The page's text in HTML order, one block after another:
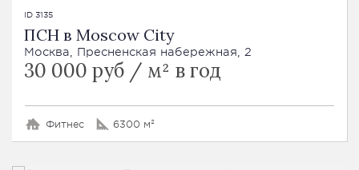
ID 3135
ПСН в Moscow City
Москва, Пресненская набережная, 2
30 000 руб / м² в год
Фитнес 6300 м²